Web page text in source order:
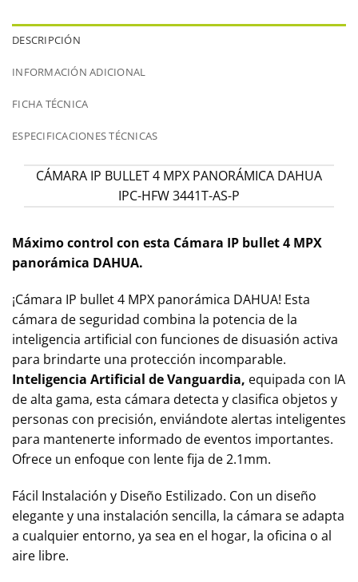
DESCRIPCIÓN
INFORMACIÓN ADICIONAL
FICHA TÉCNICA
ESPECIFICACIONES TÉCNICAS
CÁMARA IP BULLET 4 MPX PANORÁMICA DAHUA
IPC-HFW 3441T-AS-P
Máximocontrol con esta Cámara IP bullet 4 MPX
panorámica DAHUA.
¡Cámara IP bullet 4 MPX panorámica DAHUA! Esta
cámara de seguridad combina la potencia de la
inteligencia artificial con funciones de disuasión activa
para brindarte una protección incomparable.
Inteligencia Artificial de Vanguardia, equipada con IA
de alta gama, esta cámara detecta y clasifica objetos y
personas con precisión, enviándote alertas inteligentes
para mantenerte informado de eventos importantes.
Ofrece un enfoque con lente fija de 2.1mm.
Fácil Instalación y Diseño Estilizado. Con un diseño
elegante y una instalación sencilla, la cámara se adapta
a cualquier entorno, ya sea en el hogar, la oficina o al
aire libre.